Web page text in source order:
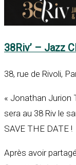
38Riv’ – Jazz
38, rue de Rivoli,
« Jonathan Jurion
sera au 38 Riv le
SAVE THE DATE !
Après avoir